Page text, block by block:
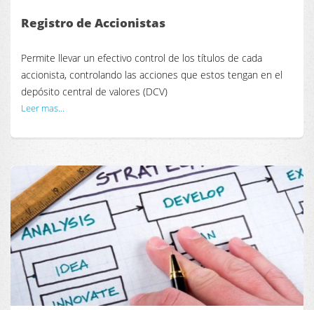
Registro de Accionistas
Permite llevar un efectivo control de los títulos de cada
accionista, controlando las acciones que estos tengan en el
depósito central de valores (DCV)
Leer mas...